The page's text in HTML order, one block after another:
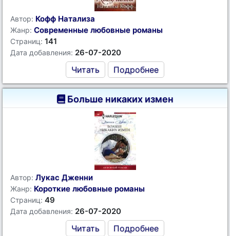
Автор: Кофф Натализа
Жанр: Современные любовные романы
Страниц: 141
Дата добавления: 26-07-2020
Читать Подробнее
Больше никаких измен
Автор: Лукас Дженни
Жанр: Короткие любовные романы
Страниц: 49
Дата добавления: 26-07-2020
Читать Подробнее